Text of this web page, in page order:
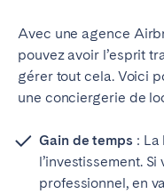
Avec une agence
pouvez avoir l’esprit
gérer tout cela. Voici
une conciergerie de
Gain de temps :
l’investissement.
professionnel, en